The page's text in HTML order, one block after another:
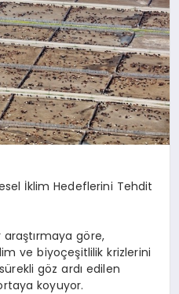
İklim Hedeflerini Tehdit
araştırmaya göre,
ve biyoçeşitlilik krizlerini
göz ardı edilen
koyuyor.